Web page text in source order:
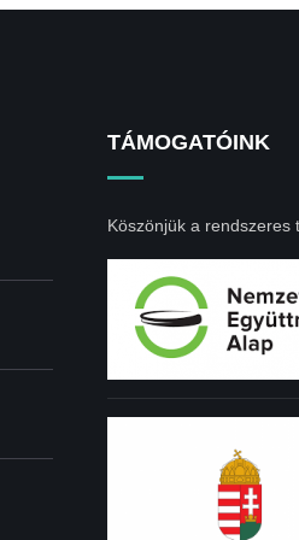
TÁMOGATÓINK
Köszönjük a rendszeres